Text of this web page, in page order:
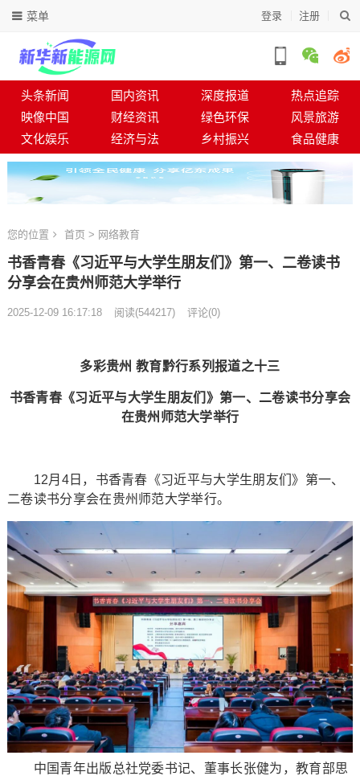
登录 注册
菜单
头条新闻 国内资讯 深度报道
热点追踪
映像中国
财经资讯 绿色环保
风景旅游
文化娱乐
经济与法 乡村振兴 食品健康
您的位置 首页 > 网络教育
书香青春《习近平与大学生朋友们》第一、二卷读书
分享会在贵州师范大学举行
2025-12-09 16:17:18 阅读(544217) 评论(0)
多彩贵州 教育黔行系列报道之十三
书香青春《习近平与大学生朋友们》第一、二卷读书分享会
在贵州师范大学举行
12月4日，书香青春《习近平与大学生朋友们》第一、
二卷读书分享会在贵州师范大学举行。
中国青年出版总社党委书记、董事长张健为，教育部思